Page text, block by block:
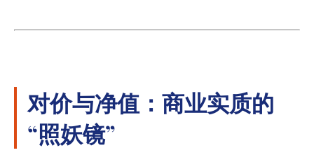
对价与净值：商业实质的
“照妖镜”